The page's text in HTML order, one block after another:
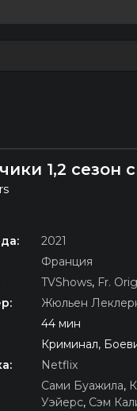
1,2 сезон
2021
Франция
TVShows, Fr.
Жюльен
44 мин
Криминал,
Netflix
Сами Буажила,
Уэйерс, Сэм